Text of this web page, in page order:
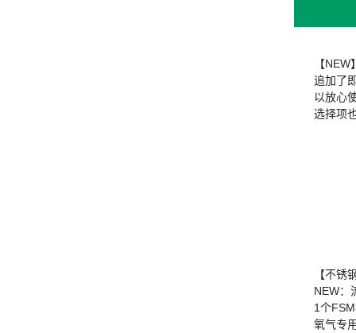
【
追加了
以放心
选择项
【不锈
NEW：
1个
氧气专